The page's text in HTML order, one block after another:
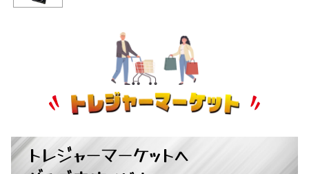
トレジャーマーケットへ